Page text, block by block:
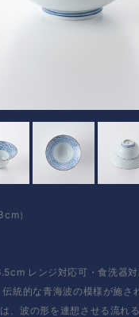
）
レンジ対応可・食洗器
統的な青海波の模様が施さ
、波の形を連想させる流れ